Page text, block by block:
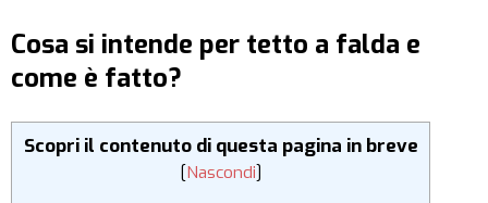
Cosa si intende per tetto a falda e
come è fatto?
Scopri il contenuto di questa pagina in breve
[Nascondi]